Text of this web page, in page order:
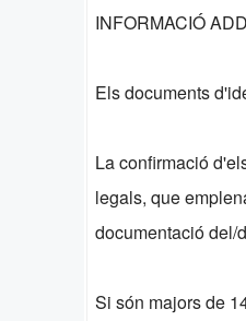
INFORMACIÓ
Els documents
La confirmació
legals, que
documentació del/
Si són majors de